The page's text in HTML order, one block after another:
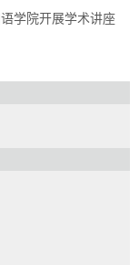
学院开展学术讲座